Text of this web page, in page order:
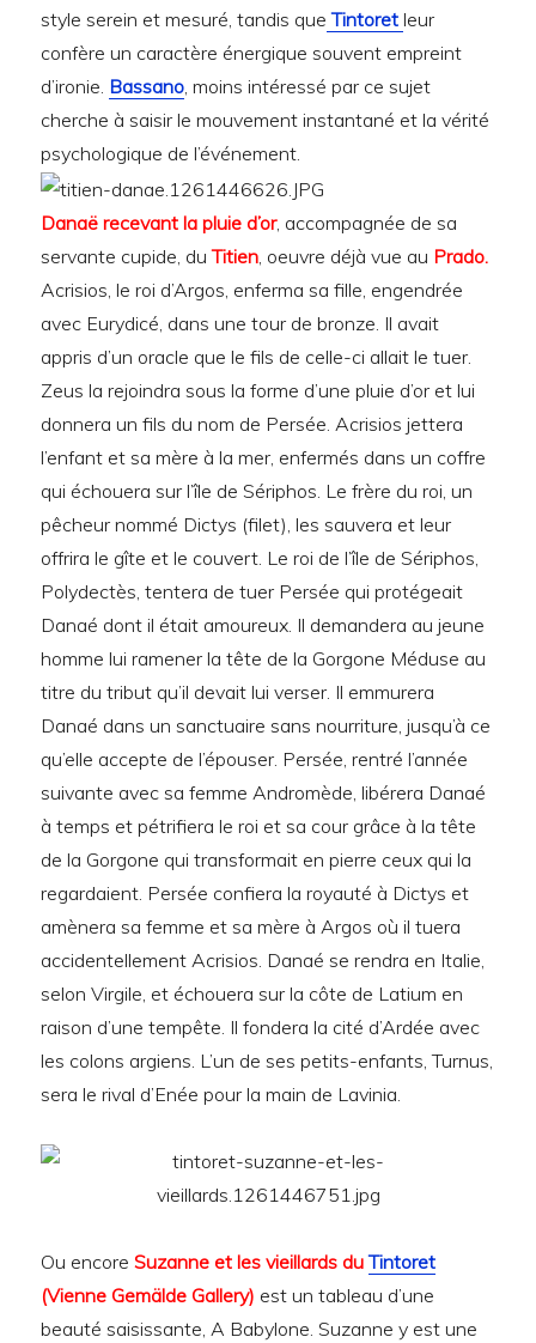
style serein et mesuré, tandis que Tintoret leur
confère un caractère énergique souvent empreint
d’ironie. Bassano, moins intéressé par ce sujet
cherche à saisir le mouvement instantané et la vérité
psychologique de l’événement.
Danaë recevant la pluie d’or, accompagnée de sa
servante cupide, du Titien, oeuvre déjà vue au Prado.
Acrisios, le roi d’Argos, enferma sa fille, engendrée
avec Eurydicé, dans une tour de bronze. Il avait
appris d’un oracle que le fils de celle-ci allait le tuer.
Zeus la rejoindra sous la forme d’une pluie d’or et lui
donnera un fils du nom de Persée. Acrisios jettera
l’enfant et sa mère à la mer, enfermés dans un coffre
qui échouera sur l’île de Sériphos. Le frère du roi, un
pêcheur nommé Dictys (filet), les sauvera et leur
offrira le gîte et le couvert. Le roi de l’île de Sériphos,
Polydectès, tentera de tuer Persée qui protégeait
Danaé dont il était amoureux. Il demandera au jeune
homme lui ramener la tête de la Gorgone Méduse au
titre du tribut qu’il devait lui verser. Il emmurera
Danaé dans un sanctuaire sans nourriture, jusqu’à ce
qu’elle accepte de l’épouser. Persée, rentré l’année
suivante avec sa femme Andromède, libérera Danaé
à temps et pétrifiera le roi et sa cour grâce à la tête
de la Gorgone qui transformait en pierre ceux qui la
regardaient. Persée confiera la royauté à Dictys et
amènera sa femme et sa mère à Argos où il tuera
accidentellement Acrisios. Danaé se rendra en Italie,
selon Virgile, et échouera sur la côte de Latium en
raison d’une tempête. Il fondera la cité d’Ardée avec
les colons argiens. L’un de ses petits-enfants, Turnus,
sera le rival d’Enée pour la main de Lavinia.
Ou encoreSuzanne et les vieillards duTintoret
(Vienne Gemälde Gallery) est un tableau d’une
beauté saisissante, A Babylone. Suzanne y est une